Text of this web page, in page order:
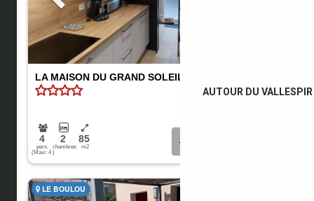
AUTOUR DU VALLESPIR